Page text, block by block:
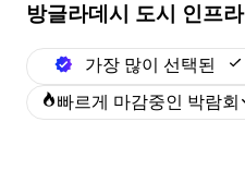
방글라데시 도시 인프라
가장 많이 선택된
빠르게 마감중인 박람회